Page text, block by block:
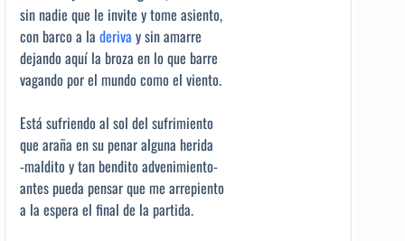
sin nadie que le invite y tome asiento,
con barco a la deriva y sin amarre
dejando aquí la broza en lo que barre
vagando por el mundo como el viento.
Está sufriendo al sol del sufrimiento
que araña en su penar alguna herida
-maldito y tan bendito advenimiento-
antes pueda pensar que me arrepiento
a la espera el final de la partida.